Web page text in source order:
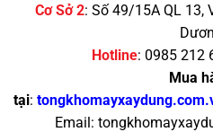
Cơ Sở 2: Số 49/15A QL 13,
Hotline: 0985 212
Mua
tại:
Email: